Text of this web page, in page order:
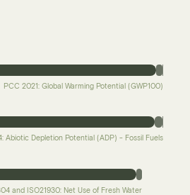
PCC 2021: Global Warming Potential (GWP100)
Abiotic Depletion Potential (ADP) - Fossil Fuels
and ISO21930: Net Use of Fresh Water